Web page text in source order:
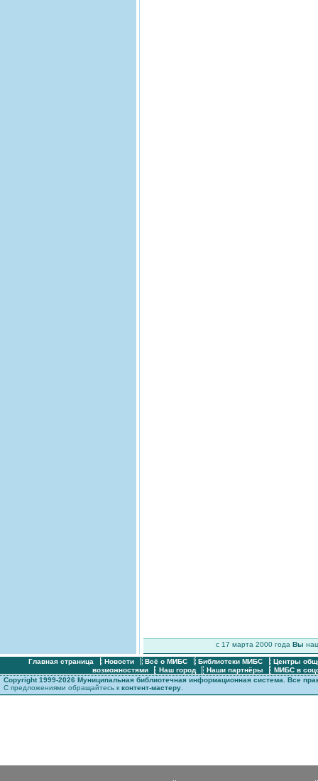
c 17 марта 2000 годаВы
Главная страница Новости Всё о МИБС Библиотеки МИБС
Центры
возможностями
Наш город Наши партнёры
МИБС в
Copyright 1999-2026 Муниципальная библиотечная информационная система. Все
С предложениями обращайтесь к контент-мастеру